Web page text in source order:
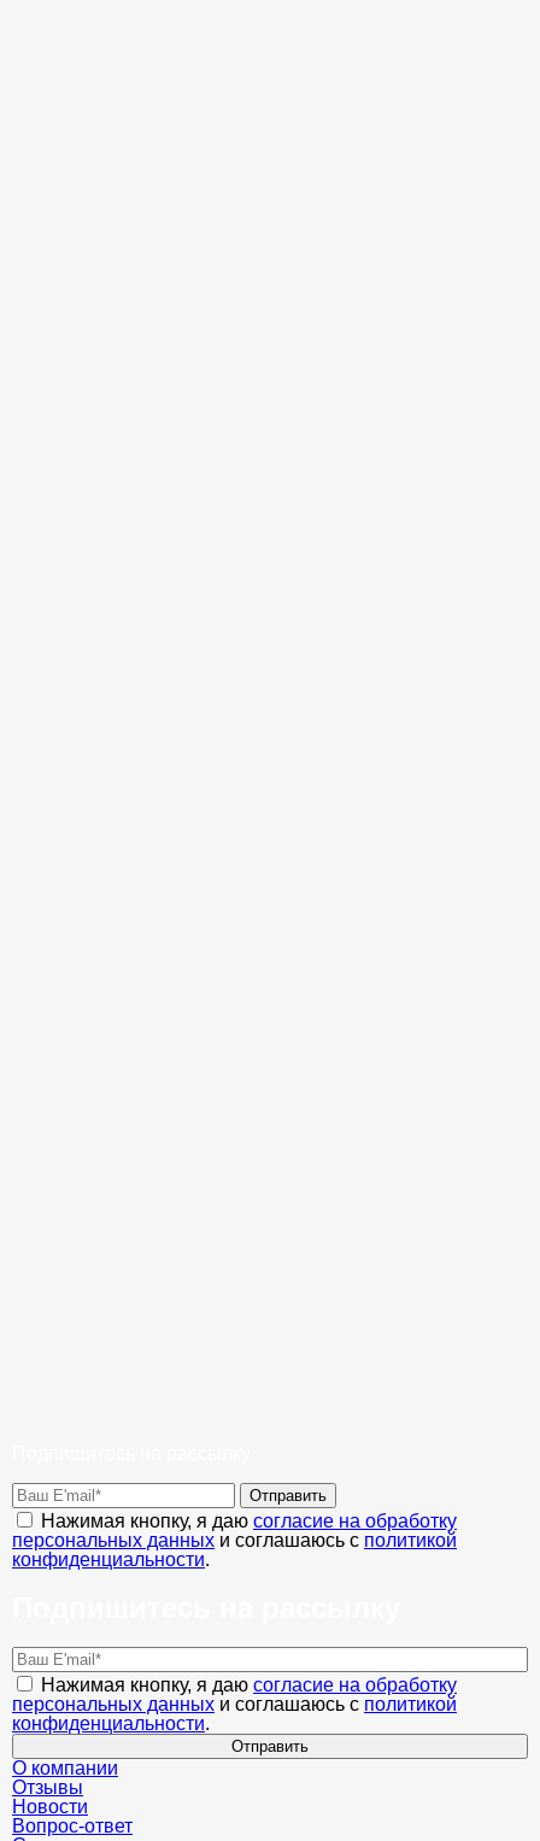
Отправить
Нажимая кнопку, я даю согласие на обработку
персональных данных и соглашаюсь с политикой
конфиденциальности.
Нажимая кнопку, я даю согласие на обработку
персональных данных и соглашаюсь с политикой
конфиденциальности.
Отправить
О компании
Отзывы
Новости
Вопрос-ответ